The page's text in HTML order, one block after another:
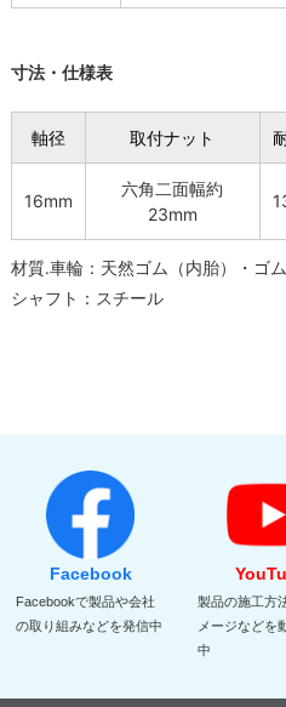
寸法・仕様表
軸径 取付ナット
16mm
六角二面幅約
23mm
材質.車輪：天然ゴム（内胎）・ゴム
シャフト：スチール
Facebook
Facebookで製品や会社
の取り組みなどを発信中
製品の施工方
メージなどを
中